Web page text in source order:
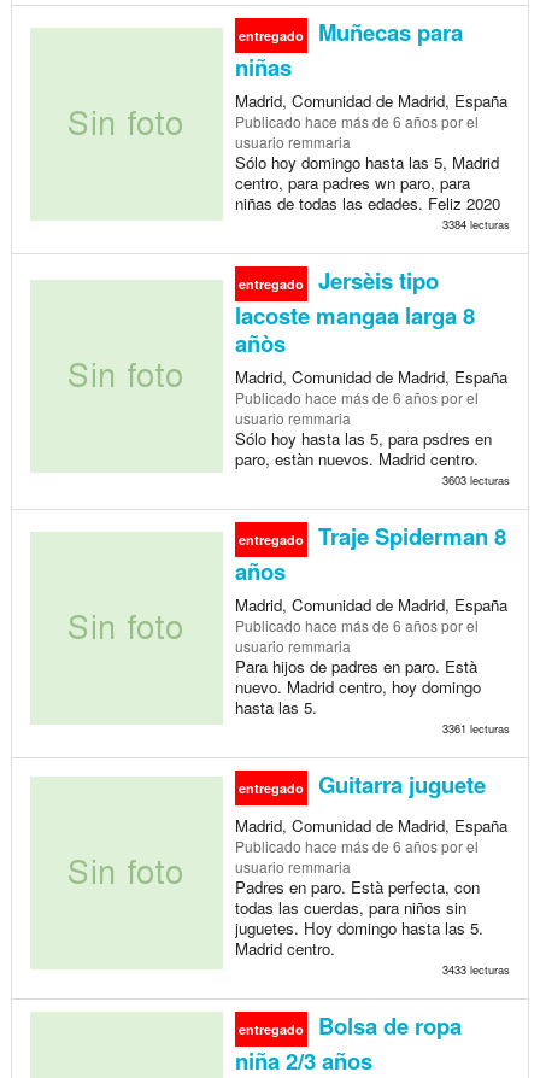
entregado
Muñecas para
niñas
Madrid, Comunidad de Madrid, España
Publicado hace más de 6 añospor el
usuario remmaria
Sólo hoy domingo hasta las 5, Madrid
centro, para padres wn paro, para
niñas de todas las edades. Feliz 2020
3384 lecturas
entregado
Jersèis tipo
lacoste mangaa larga 8
añòs
Madrid, Comunidad de Madrid, España
Publicado hace más de 6 añospor el
usuario remmaria
Sólo hoy hasta las 5, para psdres en
paro, estàn nuevos. Madrid centro.
3603 lecturas
entregado
Traje Spiderman 8
años
Madrid, Comunidad de Madrid, España
Publicado hace más de 6 añospor el
usuario remmaria
Para hijos de padres en paro. Està
nuevo. Madrid centro, hoy domingo
hasta las 5.
3361 lecturas
entregado Guitarra juguete
Madrid, Comunidad de Madrid, España
Publicado hace más de 6 añospor el
usuario remmaria
Padres en paro. Està perfecta, con
todas las cuerdas, para niños sin
juguetes. Hoy domingo hasta las 5.
Madrid centro.
3433 lecturas
entregado
Bolsa de ropa
niña 2/3 años